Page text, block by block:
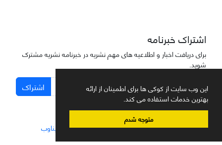
این وب سایت از کوکی ها برای اطمینان از ارائه
بهترین خدمات استفاده می کند.
متوجه شدم
اشتراک خبرنامه
برای دریافت اخبار و اطلاعیه های مهم نشریه در خبرنامه نشریه مشترک
شوید.
اشتراک
سامانه مدیریت نشریات علمی.طراحی و پیاده سازی از سیناوب